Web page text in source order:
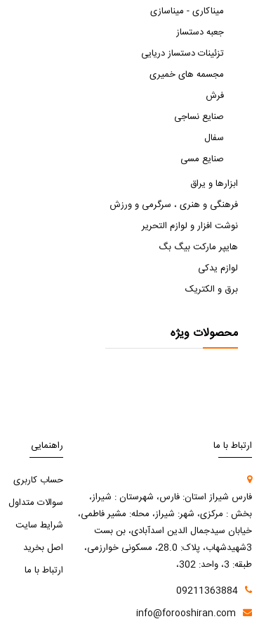
میناکاری - میناسازی
جعبه دستساز
تزئینات دستساز دریایی
مجسمه های خمیری
فرش
صنایع نساجی
سفال
صنایع مسی
ابزارها و یراق
فرهنگی و هنری ، سرگرمی و ورزش
نوشت افزار و لوازم التحریر
هایپر مارکت بیگ بگ
لوازم یدکی
برق و الکتریک
محصولات ویژه
ارتباط با ما
فارس شیراز استان: فارس، شهرستان : شیراز،
بخش : مرکزی، شهر: شیراز، محله: مشیر فاطمی،
خیابان سیدجمال الدین اسدآبادی، بن بست
3شهیدشهاب، پلاک: 28.0، مسکونی خوارزمی،
طبقه: 3، واحد: 302،
09211363884
info@forooshiran.com
راهنمایی
حساب کاربری
سوالات متداول
شرایط سایت
اصل بخرید
ارتباط با ما